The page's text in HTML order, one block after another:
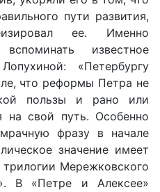
пути развития,
ее. Именно
известное
«Петербургу
что реформы Петра не
пользы и рано или
на свой путь. Особенно
фразу в начале
значение имеет
Мережковского
В «Петре и Алексее»